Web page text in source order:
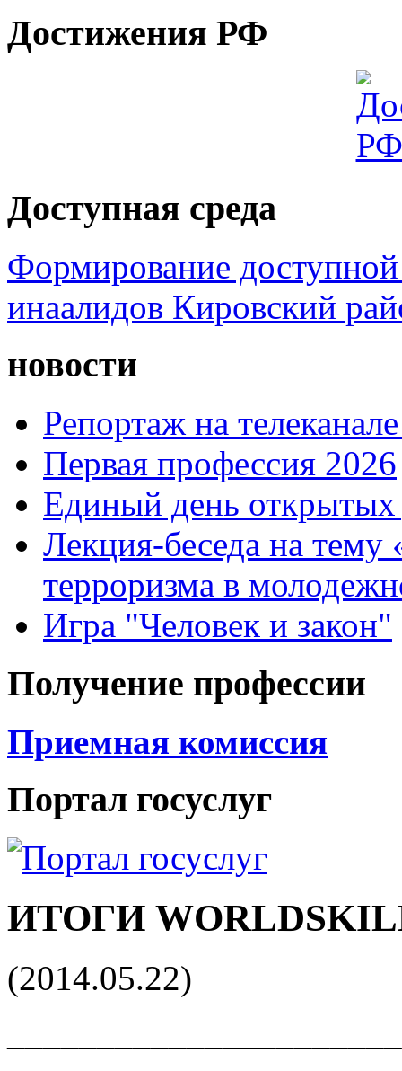
Достижения РФ
Доступная среда
Формирование доступной
инаалидов Кировский
новости
Репортаж на
Первая профессия 2026
Единый день открытых
Лекция-беседа на тему
терроризма в
Игра "Человек и закон"
Получение профессии
Приемная комиссия
Портал госуслуг
ИТОГИ
(2014.05.22)